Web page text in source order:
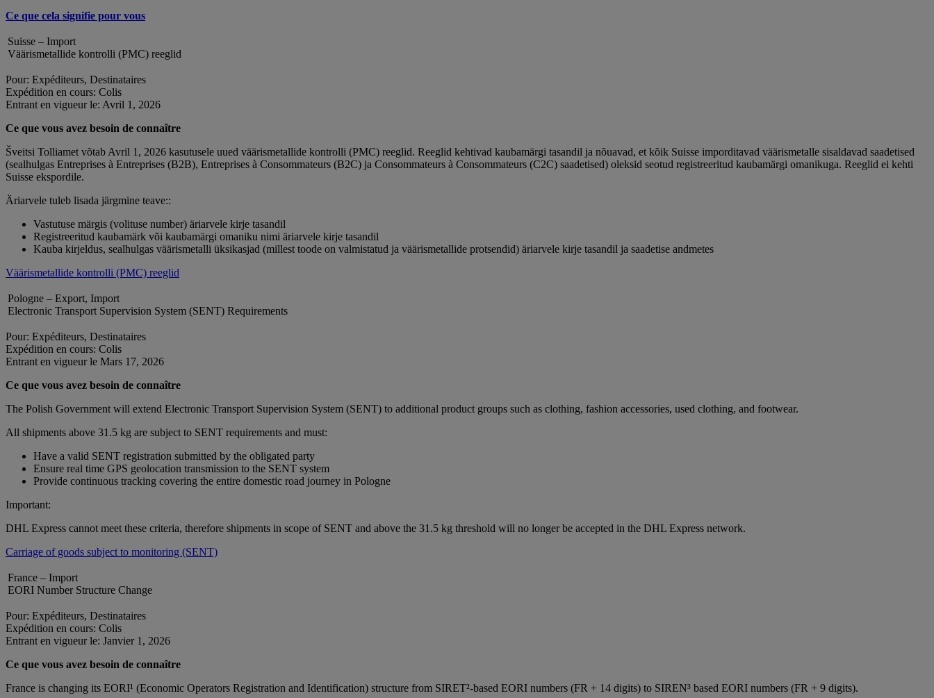
Ce que cela signifie pour vous
Suisse – Import
Väärismetallide kontrolli (PMC) reeglid
Pour: Expéditeurs, Destinataires
Expédition en cours: Colis
Entrant en vigueur le: Avril 1, 2026
Ce que vous avez besoin de connaître
Šveitsi Tolliamet võtab Avril 1, 2026 kasutusele uued väärismetallide kontrolli (PMC) reeglid. Reeglid kehtivad kaubamärgi tasandil ja nõuavad, et kõik Suisse imporditavad väärismetalle sisaldavad saadetised
(sealhulgas Entreprises à Entreprises (B2B), Entreprises à Consommateurs (B2C) ja Consommateurs à Consommateurs (C2C) saadetised) oleksid seotud registreeritud kaubamärgi omanikuga. Reeglid ei kehti
Suisse ekspordile.
Äriarvele tuleb lisada järgmine teave::
Vastutuse märgis (volituse number) äriarvele kirje tasandil
Registreeritud kaubamärk või kaubamärgi omaniku nimi äriarvele kirje tasandil
Kauba kirjeldus, sealhulgas väärismetalli üksikasjad (millest toode on valmistatud ja väärismetallide protsendid) äriarvele kirje tasandil ja saadetise andmetes
Väärismetallide kontrolli (PMC) reeglid
Pologne – Export, Import
Electronic Transport Supervision System (SENT) Requirements
Pour: Expéditeurs, Destinataires
Expédition en cours: Colis
Entrant en vigueur le Mars 17, 2026
Ce que vous avez besoin de connaître
The Polish Government will extend Electronic Transport Supervision System (SENT) to additional product groups such as clothing, fashion accessories, used clothing, and footwear.
All shipments above 31.5 kg are subject to SENT requirements and must:
Have a valid SENT registration submitted by the obligated party
Ensure real time GPS geolocation transmission to the SENT system
Provide continuous tracking covering the entire domestic road journey in Pologne
Important:
DHL Express cannot meet these criteria, therefore shipments in scope of SENT and above the 31.5 kg threshold will no longer be accepted in the DHL Express network.
Carriage of goods subject to monitoring (SENT)
France – Import
EORI Number Structure Change
Pour: Expéditeurs, Destinataires
Expédition en cours: Colis
Entrant en vigueur le: Janvier 1, 2026
Ce que vous avez besoin de connaître
France is changing its EORI¹ (Economic Operators Registration and Identification) structure from SIRET²‑based EORI numbers (FR + 14 digits) to SIREN³ based EORI numbers (FR + 9 digits).